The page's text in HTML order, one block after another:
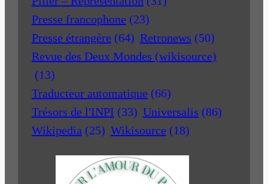
Presse francophone (23)
Presse étrangère (64) Retronews (50)
Revue des Deux Mondes (wikisource)
(13)
Traducteur automatique (66)
Trésors de l'INPI (33) Universalis (86)
Wikipedia (25) Wikisource (18)